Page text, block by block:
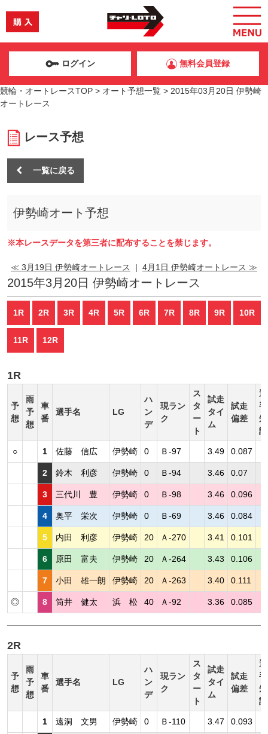
ログイン 無料会員登録
競輪・オートレースTOP > オート予想一覧 > 2015年03月20日 伊勢崎
オートレース
レース予想
一覧に戻る
伊勢崎オート予想
※本レースデータを第三者に配布することを禁じます。
≪ 3月19日 伊勢崎オートレース | 4月1日 伊勢崎オートレース ≫
2015年3月20日 伊勢崎オートレース
1R 2R 3R 4R 5R 6R 7R 8R 9R 10R
11R 12R
1R
予
想
雨
予
想
車
番
選手名 LG
ハ
ン
デ
現ラン
ク
ス
タ
ー
ト
試走
タイ
ム
試走
偏差
選
手
短
評
○ 1 佐藤 信広 伊勢崎 0 Ｂ-97 3.49 0.087
2 鈴木 利彦 伊勢崎 0 Ｂ-94 3.46 0.07
3 三代川 豊 伊勢崎 0 Ｂ-98 3.46 0.096
4 奥平 栄次 伊勢崎 0 Ｂ-69 3.46 0.084
5 内田 利彦 伊勢崎 20 Ａ-270 3.41 0.101
6 原田 富夫 伊勢崎 20 Ａ-264 3.43 0.106
7 小田 雄一朗 伊勢崎 20 Ａ-263 3.40 0.111
◎ 8 筒井 健太 浜 松 40 Ａ-92 3.36 0.085
2R
予
想
雨
予
想
車
番
選手名 LG
ハ
ン
デ
現ラン
ク
ス
タ
ー
ト
試走
タイ
ム
試走
偏差
選
手
短
評
1 遠洞 文男 伊勢崎 0 Ｂ-110 3.47 0.093